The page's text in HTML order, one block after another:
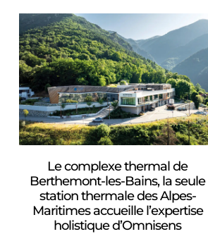
Le complexe thermal de
Berthemont-les-Bains, la seule
station thermale des Alpes-
Maritimes accueille l’expertise
holistique d’Omnisens